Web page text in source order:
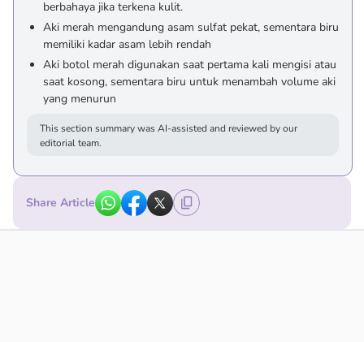
berbahaya jika terkena kulit.
Aki merah mengandung asam sulfat pekat, sementara biru
memiliki kadar asam lebih rendah
Aki botol merah digunakan saat pertama kali mengisi atau
saat kosong, sementara biru untuk menambah volume aki
yang menurun
This section summary was AI-assisted and reviewed by our
editorial team.
Share Article